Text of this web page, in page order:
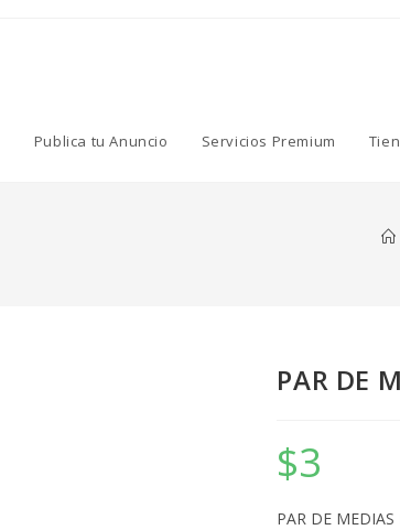
Publica tu Anuncio Servicios Premium
PAR DE
$3
PAR DE